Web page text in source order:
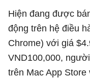
Hiện đang được
động trên hệ điều
Chrome) với giá
VND100,000,
trên Mac App